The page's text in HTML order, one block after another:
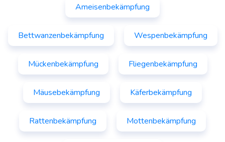
Ameisenbekämpfung
Bettwanzenbekämpfung Wespenbekämpfung
Mückenbekämpfung Fliegenbekämpfung
Mäusebekämpfung Käferbekämpfung
Rattenbekämpfung Mottenbekämpfung